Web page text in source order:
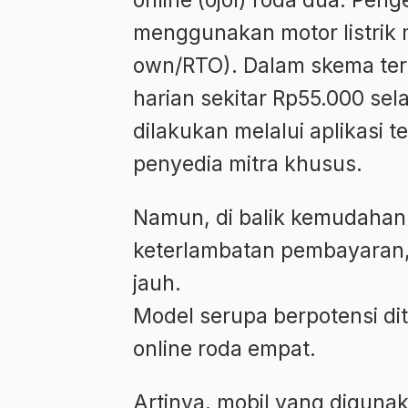
menggunakan motor listrik
own/RTO). Dalam skema
harian sekitar Rp55.000
dilakukan melalui aplikasi
penyedia mitra khusus.
Namun, di balik
keterlambatan
jauh.
Model serupa berpotensi
online roda empat.
Artinya, mobil yang